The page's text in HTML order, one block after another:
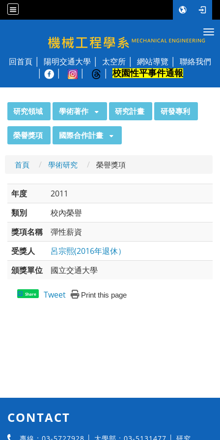
國立陽明交通大學 機械工程學系
回首頁 陽明交通大學 太空所 網站導覽
聯絡我們
校園性平事件通報
研究領域 學術著作 研究計畫 研發專利
榮譽獎項 國際合作計畫
首頁 學術研究 榮譽獎項
年度
2011
類別
校內榮譽
獎項名稱
彈性薪資
受獎人
呂宗熙(2016年退休）
頒獎單位
國立交通大學
Share Tweet Print this page
CONTACT